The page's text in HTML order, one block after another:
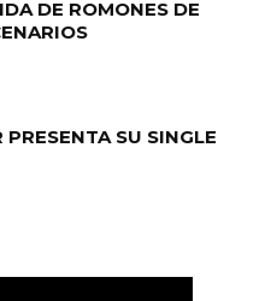
DE ROMONES DE
PRESENTA SU SINGLE